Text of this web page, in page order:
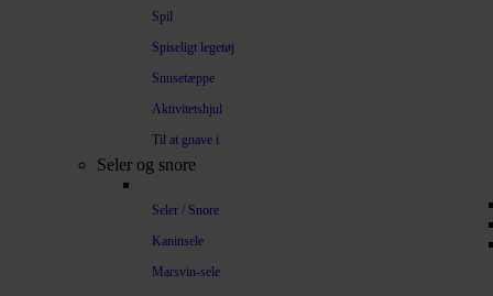
Spil
Spiseligt legetøj
Snusetæppe
Aktivitetshjul
Til at gnave i
Seler og snore
Seler / Snore
Kaninsele
Marsvin-sele